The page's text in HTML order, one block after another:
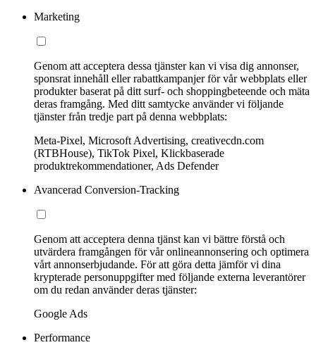
Marketing
Genom att acceptera dessa tjänster kan vi visa dig annonser,
sponsrat innehåll eller rabattkampanjer för vår webbplats eller
produkter baserat på ditt surf- och shoppingbeteende och mäta
deras framgång. Med ditt samtycke använder vi följande
tjänster från tredje part på denna webbplats:
Meta-Pixel, Microsoft Advertising, creativecdn.com
(RTBHouse), TikTok Pixel, Klickbaserade
produktrekommendationer, Ads Defender
Avancerad Conversion-Tracking
Genom att acceptera denna tjänst kan vi bättre förstå och
utvärdera framgången för vår onlineannonsering och optimera
vårt annonserbjudande. För att göra detta jämför vi dina
krypterade personuppgifter med följande externa leverantörer
om du redan använder deras tjänster:
Google Ads
Performance